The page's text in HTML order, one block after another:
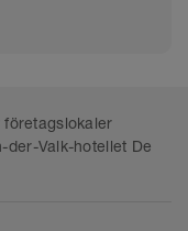
der-Valk-hotellet De